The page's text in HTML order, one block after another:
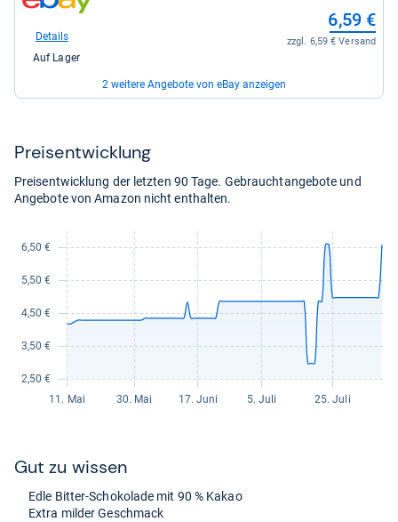
Shop:
eBay
6,59
6,59 €
zzgl. 6,59 € Versand
Details
Auf Lager
2 weitere Angebote von eBay anzeigen
eBay
8,00
kaufen.
Details
Auf Lager
zum
Shop:
für
kaufen.
Auf Lager
Preis­ent­wick­lung
Preisentwicklung der letzten 90 Tage. Gebrauchtangebote und
Angebote von Amazon nicht enthalten.
Gut zu wis­sen
Edle Bit­ter-​Scho­ko­lade mit 90 % Kakao
Extra mil­der Geschmack